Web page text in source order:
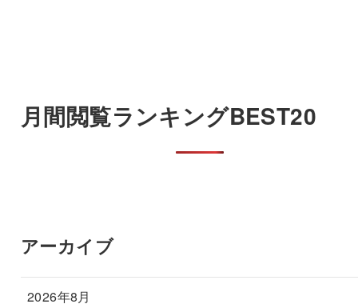
月間閲覧ランキングBEST20
アーカイブ
2026年8月